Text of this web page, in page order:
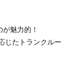
魅力的！
じたトランクルー